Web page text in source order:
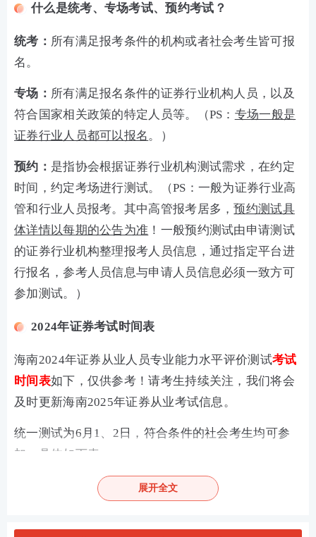
什么是统考、专场考试、预约考试？
统考： 所有满足报考条件的机构或者社会考生皆可报
名。
专场： 所有满足报名条件的证券行业机构人员，以及
符合国家相关政策的特定人员等。（PS： 专场一般是
证券行业人员都可以报名。）
预约： 是指协会根据证券行业机构测试需求，在约定
时间，约定考场进行测试。（PS：一般为证券行业高
管和行业人员报考。其中高管报考居多，预约测试具
体详情以每期的公告为准 ！一般预约测试由申请测试
的证券行业机构整理报考人员信息，通过指定平台进
行报名，参考人员信息与申请人员信息必须一致方可
参加测试。）
2024年证券考试时间表
海南2024年证券从业人员专业能力水平评价测试考试
时间表如下，仅供参考！请考生持续关注，我们将会
及时更新海南2025年证券从业考试信息。
统一测试为6月1、2日，符合条件的社会考生均可参
加，具体如下表：
考试时间
展开全文